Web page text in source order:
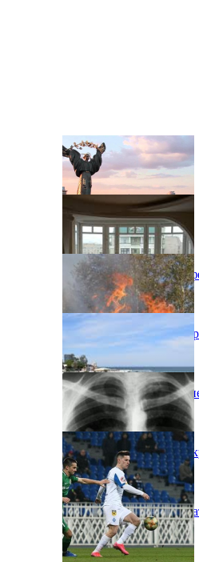
В Киеве состоится эко-
Ситуація з орендою
Пожар на свалке под
Куда поедут отдыхать
В Киеве будут